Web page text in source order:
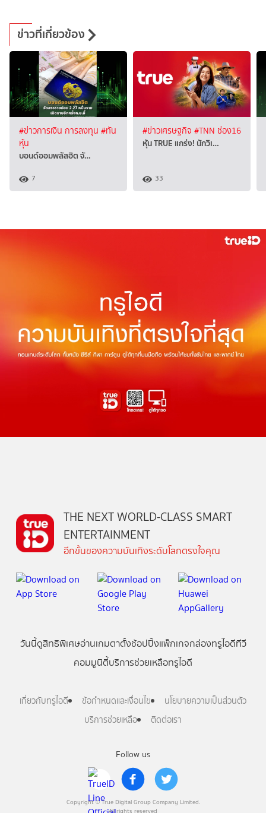
ข่าวที่เกี่ยวข้อง
#ข่าวการเงิน การลงทุน #ทัน
หุ้น
บอนด์ออมพลัสฮิต จั…
7
#ข่าวเศรษฐกิจ #TNN ช่อง16
หุ้น TRUE แกร่ง! นักวิเ…
33
Follow us
Copyright © True Digital Group Company Limited.
All rights reserved
THE NEXT WORLD-CLASS SMART
ENTERTAINMENT
อีกขั้นของความบันเทิงระดับโลกตรงใจคุณ
วันนี้ดูสิทธิพิเศษอ่านเกมตาตั้งช้อปปิ้งแพ็กเกจกล่องทรูไอดีทีวี
คอมมูนิตี้บริการช่วยเหลือทรูไอดี
เกี่ยวกับทรูไอดี ข้อกำหนดและเงื่อนไข
นโยบายความเป็นส่วนตัว
บริการช่วยเหลือ
ติดต่อเรา